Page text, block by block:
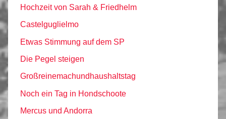
Hochzeit von Sarah & Friedhelm
Castelguglielmo
Etwas Stimmung auf dem SP
Die Pegel steigen
Großreinemachundhaushaltstag
Noch ein Tag in Hondschoote
Mercus und Andorra